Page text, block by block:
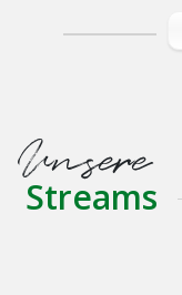
Unsere
Streams